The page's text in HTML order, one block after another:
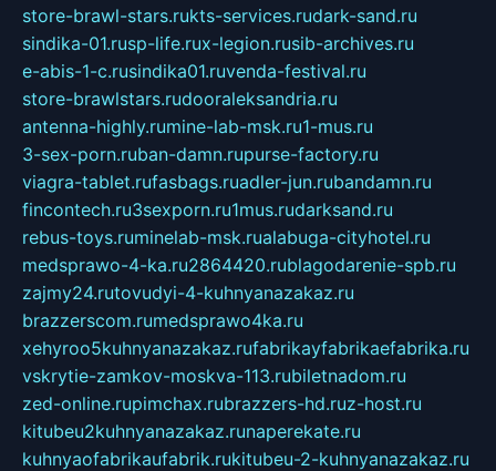
store-brawl-stars.rukts-services.rudark-sand.ru
sindika-01.rusp-life.rux-legion.rusib-archives.ru
e-abis-1-c.rusindika01.ruvenda-festival.ru
store-brawlstars.rudooraleksandria.ru
antenna-highly.rumine-lab-msk.ru1-mus.ru
3-sex-porn.ruban-damn.rupurse-factory.ru
viagra-tablet.rufasbags.ruadler-jun.rubandamn.ru
fincontech.ru3sexporn.ru1mus.rudarksand.ru
rebus-toys.ruminelab-msk.rualabuga-cityhotel.ru
medsprawo-4-ka.ru2864420.rublagodarenie-spb.ru
zajmy24.rutovudyi-4-kuhnyanazakaz.ru
brazzerscom.rumedsprawo4ka.ru
xehyroo5kuhnyanazakaz.rufabrikayfabrikaefabrika.ru
vskrytie-zamkov-moskva-113.rubiletnadom.ru
zed-online.rupimchax.rubrazzers-hd.ruz-host.ru
kitubeu2kuhnyanazakaz.runaperekate.ru
kuhnyaofabrikaufabrik.rukitubeu-2-kuhnyanazakaz.ru